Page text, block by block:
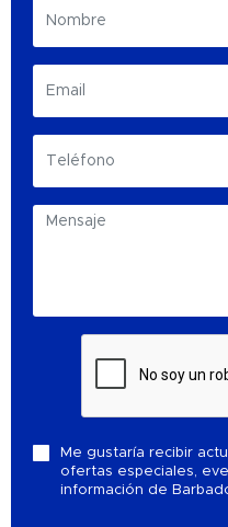
Me gustaría recibir
ofertas especiales,
información de